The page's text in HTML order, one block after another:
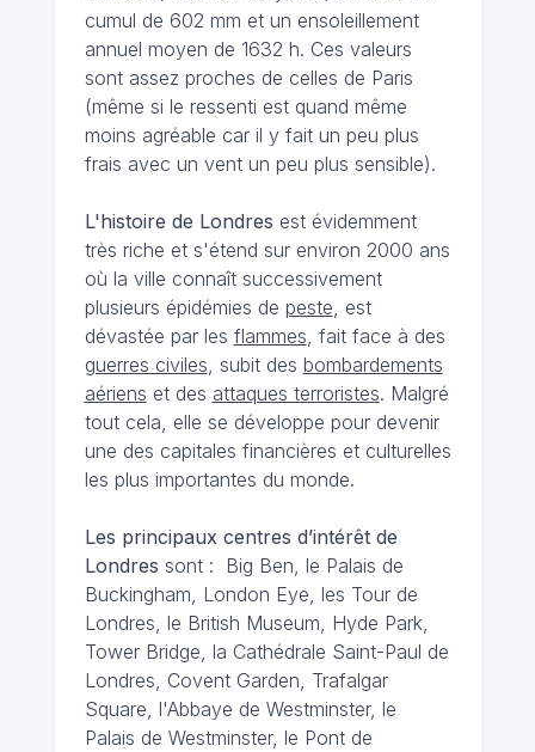
cumul de 602 mm et un ensoleillement
annuel moyen de 1632 h. Ces valeurs
sont assez proches de celles de Paris
(même si le ressenti est quand même
moins agréable car il y fait un peu plus
frais avec un vent un peu plus sensible).
L'histoire de Londres est évidemment
très riche et s'étend sur environ 2000 ans
où la ville connaît successivement
plusieurs épidémies de peste , est
dévastée par les flammes , fait face à des
guerres civiles , subit des bombardements
aériens et des attaques terroristes. Malgré
tout cela, elle se développe pour devenir
une des capitales financières et culturelles
les plus importantes du monde.
Les principaux centres d’intérêt de
Londres sont : Big Ben, le Palais de
Buckingham, London Eye, les Tour de
Londres, le British Museum, Hyde Park,
Tower Bridge, la Cathédrale Saint-Paul de
Londres, Covent Garden, Trafalgar
Square, l'Abbaye de Westminster, le
Palais de Westminster, le Pont de